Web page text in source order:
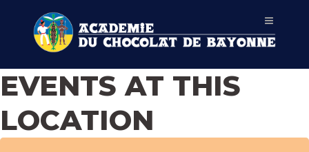
EVENTS AT THIS
LOCATION